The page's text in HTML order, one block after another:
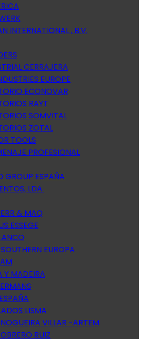
INTERNATIONAL , B.V.
CERRAJERA
EUROPE
ECONOVAR
RAYT
SOMVITAL
ZOTAL
TOOLS
PROFESIONAL
GROUP ESPAÑA
LDA.
& MAQ
ESSEGE
EUROPA
Y MADEIRA
LISMA
VILLAR -ARTEM
RUIZ